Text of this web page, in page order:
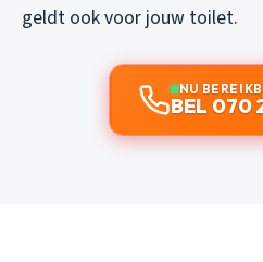
geldt ook voor jouw toilet.
NU
BEL 070